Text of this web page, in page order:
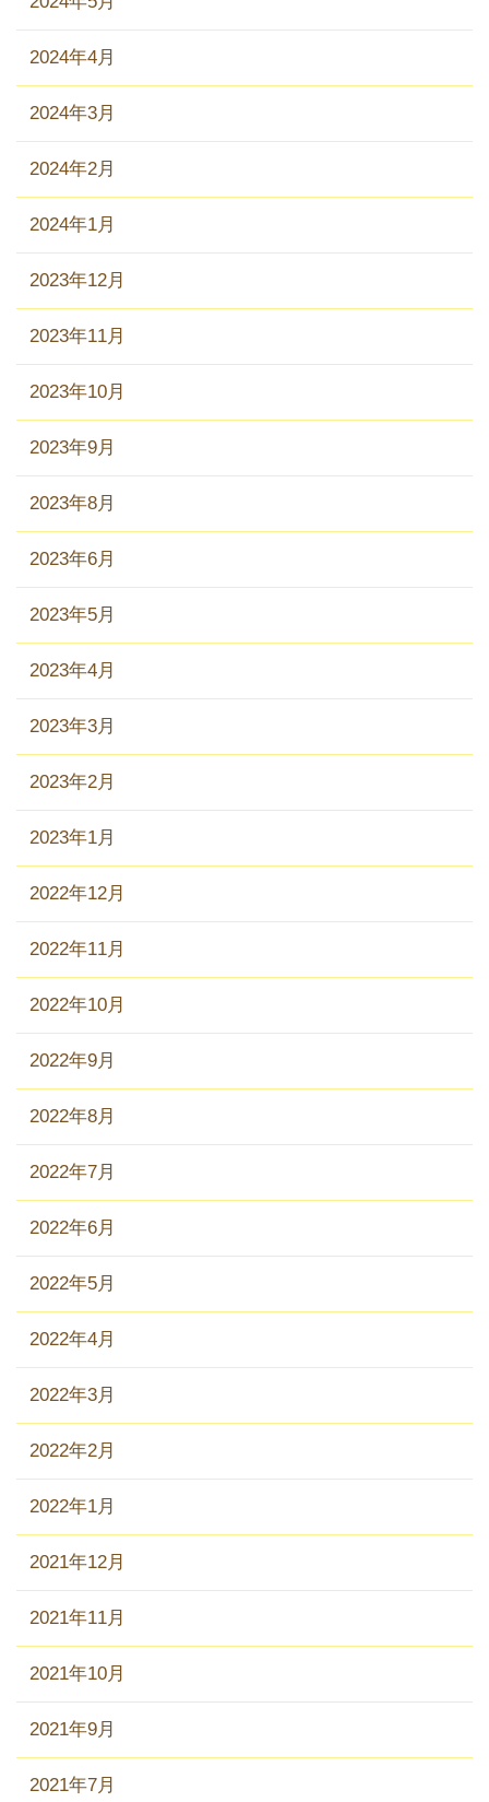
2024年4月
2024年3月
2024年2月
2024年1月
2023年12月
2023年11月
2023年10月
2023年9月
2023年8月
2023年6月
2023年5月
2023年4月
2023年3月
2023年2月
2023年1月
2022年12月
2022年11月
2022年10月
2022年9月
2022年8月
2022年7月
2022年6月
2022年5月
2022年4月
2022年3月
2022年2月
2022年1月
2021年12月
2021年11月
2021年10月
2021年9月
2021年7月